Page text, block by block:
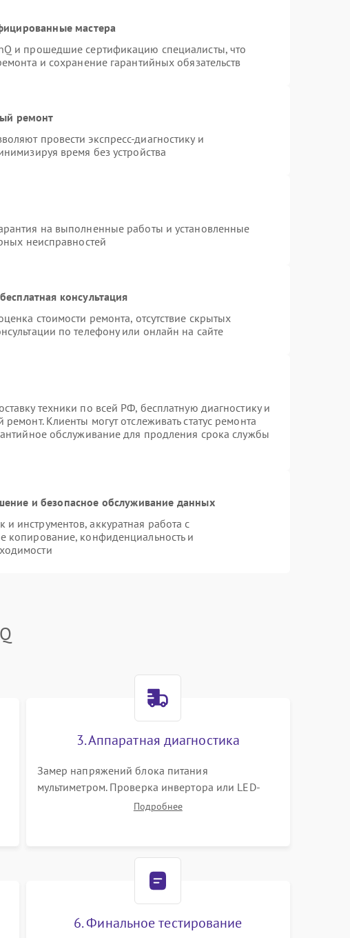
мастера
и прошедшие сертификацию специалисты, что
и сохранение гарантийных обязательств
ремонт
провести экспресс-диагностику и
время без устройства
на выполненные работы и установленные
неисправностей
консультация
стоимости ремонта, отсутствие скрытых
по телефону или онлайн на сайте
техники по всей РФ, бесплатную диагностику и
Клиенты могут отслеживать статус ремонта
обслуживание для продления срока службы
и безопасное обслуживание данных
инструментов, аккуратная работа с
копирование, конфиденциальность и
3. Аппаратная диагностика
Замер напряжений блока питания
мультиметром. Проверка инвертора или LED-
драйвера подсветки. Диагностика цепей
Подробнее
6. Финальное тестирование